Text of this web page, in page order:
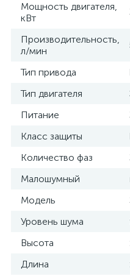
Мощность двигателя,
кВт
Производительность,
л/мин
Тип привода
Тип двигателя
Питание
Класс защиты
Количество фаз
Малошумный
Модель
Уровень шума
Высота
Длина